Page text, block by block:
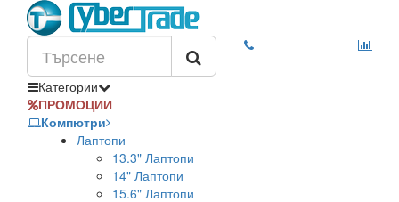
Категории
ПРОМОЦИИ
Компютри
Лаптопи
13.3" Лаптопи
14" Лаптопи
15.6" Лаптопи